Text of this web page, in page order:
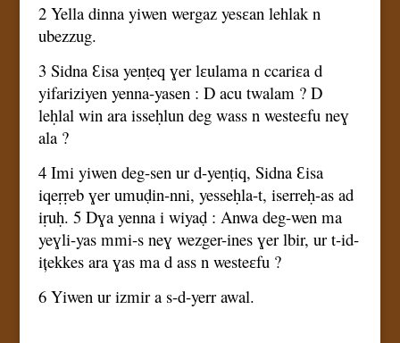
2 Yella dinna yiwen wergaz yesɛan lehlak n
ubezzug.
3 Sidna Ɛisa yenṭeq ɣer lɛulama n ccariɛa d
yifariziyen yenna-yasen : D acu twalam ? D
leḥlal win ara isseḥlun deg wass n westeɛfu neɣ
ala ?
4 Imi yiwen deg-sen ur d-yenṭiq, Sidna Ɛisa
iqeṛṛeb ɣer umuḍin-nni, yesseḥla-t, iserreḥ-as ad
iṛuḥ. 5 Dɣa yenna i wiyaḍ : Anwa deg-wen ma
yeɣli-yas mmi-s neɣ wezger-ines ɣer lbir, ur t-id-
ițekkes ara ɣas ma d ass n westeɛfu ?
6 Yiwen ur izmir a s-d-yerr awal.